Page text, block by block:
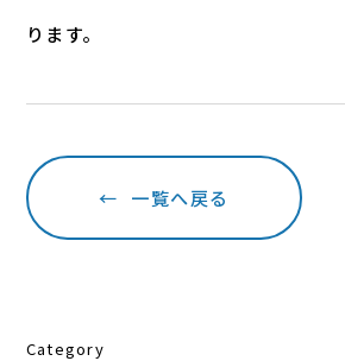
ります。
← 一覧へ戻る
Category